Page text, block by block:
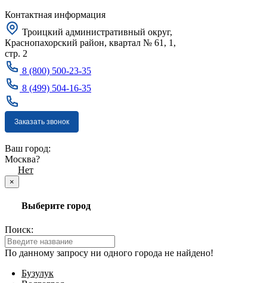
Контактная информация
Троицкий административный округ,
Краснопахорский район, квартал № 61, 1,
стр. 2
8 (800) 500-23-35
8 (499) 504-16-35
Заказать звонок
Ваш город:
Москва?
Нет
×
Выберите город
Поиск:
По данному запросу ни одного города не найдено!
Бузулук